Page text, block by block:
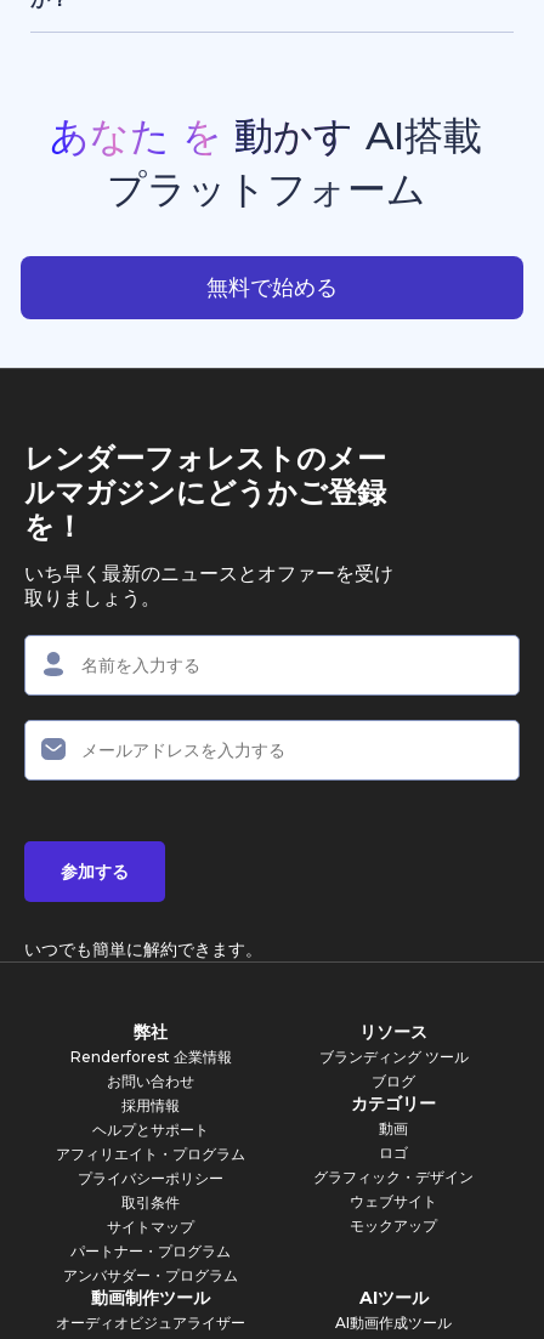
GPT Image 2、Grok Imagineなど、最先端のAIモデ
性のある動画生成・画像生成・アニメーション制作・
ウエブサイト制作を実現しています。
レンダーフォレストは、現在利用できる中でもトップ
などの豊富なテンプレートを備えており、クリエイタ
ー、ビジネスオーナー、マーケターが、スタジオ品質
のプロフェッショナルな動画コンテンツを手軽に制作
できる点で高く評価されています。
あなた を 動かす AI搭載
プラットフォーム
無料で始める
レンダーフォレストのメー
ルマガジンにどうかご登録
を！
いち早く最新のニュースとオファーを受け
取りましょう。
参加する
いつでも簡単に解約できます。
弊社
Renderforest 企業情報
お問い合わせ
採用情報
ヘルプとサポート
アフィリエイト・プログラム
プライバシーポリシー
取引条件
サイトマップ
パートナー・プログラム
アンバサダー・プログラム
リソース
ブランディング ツール
ブログ
カテゴリー
動画
ロゴ
グラフィック・デザイン
ウェブサイト
モックアップ
動画制作ツール
オーディオビジュアライザー
AIツール
AI動画作成ツール